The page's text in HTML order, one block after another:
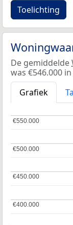
Toelichting
De gemiddelde
was €546.000 in
Grafiek
€400.000
€400.000
€450.000
€450.000
€500.000
€500.000
€550.000
€550.000